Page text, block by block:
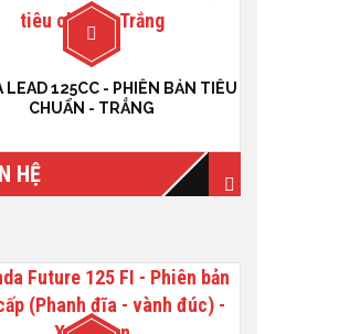
LEAD 125CC - PHIÊN BẢN TIÊU
CHUẨN - TRẮNG
HỆ